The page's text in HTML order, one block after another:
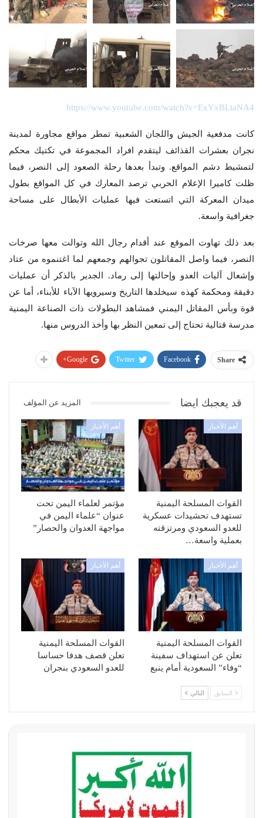
https://www.youtube.com/watch?v=ExYxBLtaNA4
كانت مدفعية الجيش واللجان الشعبية تمطر مواقع مجاورة لمدينة
نجران بعشرات القذائف ليتقدم افراد المجموعة في تكتيك محكم
لتمشيط دشم المواقع. وتبدأ بعدها رحلة الصعود إلى النصر، فيما
ظلت كاميرا الإعلام الحربي ترصد المعارك في كل المواقع بطول
ميدان المعركة التي اتستعت فيها عمليات الأبطال على مساحة
جغرافية واسعة.
بعد ذلك تهاوت الموقع عند أقدام رجال الله وتوالت معها صرخات
النصر، فيما واصل المقاتلون تجوالهم وجمعهم لما اغتنموه من عتاد
وإشعال آليات العدو وإحالتها إلى رماد. الجدير بالذكر أن عمليات
دقيقة ومحكمة كهذه سيخلدها التاريخ وسيرويها الآباء للأبناء، أما عن
قوة وبأس المقاتل اليمني فمشاهد البطولات ذات الصناعة اليمنية
مدرسة قتالية تحتاج إلى تمعين النظر بها وأخذ الدروس منها.
Share
Facebook
Twitter
Google+
قد يعجبك ايضا المزيد عن المؤلف
أهم الأخبار
القوات المسلحة اليمنية
تستهدف تحشيدات عسكرية
للعدو السعودي ومرتزقته
بعملية واسعة…
أهم الأخبار
مؤتمر لعلماء اليمن تحت
عنوان “علماء اليمن في
مواجهة العدوان والحصار”
أهم الأخبار
القوات المسلحة اليمنية
تعلن عن استهداف سفينة
“وفاء” السعودية أمام ينبع
أهم الأخبار
القوات المسلحة اليمنية
تعلن قصف هدفا حساسا
للعدو السعودي بنجران
السابق التالي